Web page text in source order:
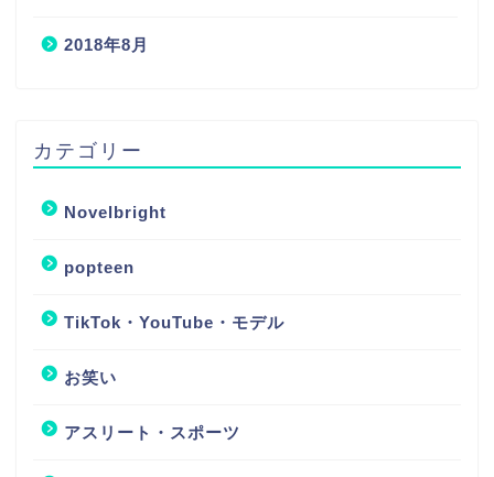
2018年8月
カテゴリー
Novelbright
popteen
TikTok・YouTube・モデル
お笑い
アスリート・スポーツ